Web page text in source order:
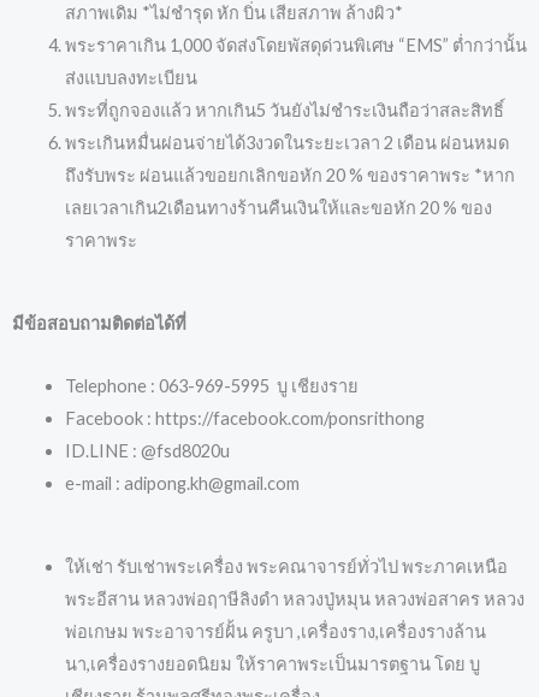
สภาพเดิม *ไม่ชำรุด หัก บิ่น เสียสภาพ ล้างผิว*
พระราคาเกิน 1,000 จัดส่งโดยพัสดุด่วนพิเศษ “EMS” ต่ำกว่านั้น
ส่งแบบลงทะเบียน
พระที่ถูกจองแล้ว หากเกิน5 วันยังไม่ชำระเงินถือว่าสละสิทธิ์
พระเกินหมื่นผ่อนจ่ายได้3งวดในระยะเวลา 2 เดือน ผ่อนหมด
ถึงรับพระ ผ่อนแล้วขอยกเลิกขอหัก 20 % ของราคาพระ *หาก
เลยเวลาเกิน2เดือนทางร้านคืนเงินให้และขอหัก 20 % ของ
ราคาพระ
มีข้อสอบถามติดต่อได้ที่
Telephone : 063-969-5995 บู เชียงราย
Facebook : https://facebook.com/ponsrithong
ID.LINE : @fsd8020u
e-mail : adipong.kh@gmail.com
ให้เช่า รับเช่าพระเครื่อง พระคณาจารย์ทั่วไป พระภาคเหนือ
พระอีสาน หลวงพ่อฤาษีลิงดำ หลวงปู่หมุน หลวงพ่อสาคร หลวง
พ่อเกษม พระอาจารย์ฝั้น ครูบา ,เครื่องราง,เครื่องรางล้าน
นา,เครื่องรางยอดนิยม ให้ราคาพระเป็นมารตฐาน โดย บู